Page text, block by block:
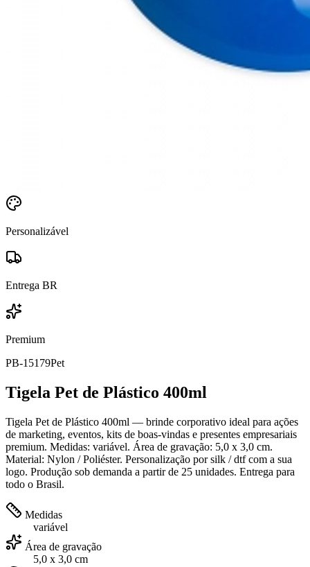
Personalizável
Entrega BR
Premium
PB-15179Pet
Tigela Pet de Plástico 400ml
Tigela Pet de Plástico 400ml — brinde corporativo ideal para ações
de marketing, eventos, kits de boas-vindas e presentes empresariais
premium. Medidas: variável. Área de gravação: 5,0 x 3,0 cm.
Material: Nylon / Poliéster. Personalização por silk / dtf com a sua
logo. Produção sob demanda a partir de 25 unidades. Entrega para
todo o Brasil.
Medidas
variável
Área de gravação
5,0 x 3,0 cm